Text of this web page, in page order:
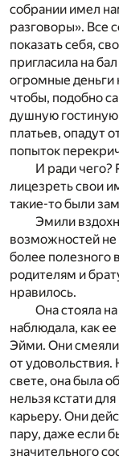
собрании имел
разговоры». Все
показать себя,
пригласила на
огромные деньги
чтобы, подобно
душную
платьев, опадут
попыток
И ради чего?
лицезреть свои
такие-то были
Эмили
возможностей не
более
родителям и
нравилось.
Она стояла
наблюдала, как
Эйми. Они
от
свете, она была
нельзя кстати
карьеру. Они
пару, даже если
значительного